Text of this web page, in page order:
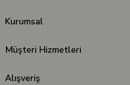
Kurumsal
Müşteri Hizmetleri
Alışveriş